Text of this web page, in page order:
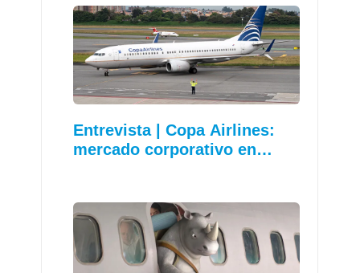
Entrevista | Copa Airlines:
mercado corporativo en…